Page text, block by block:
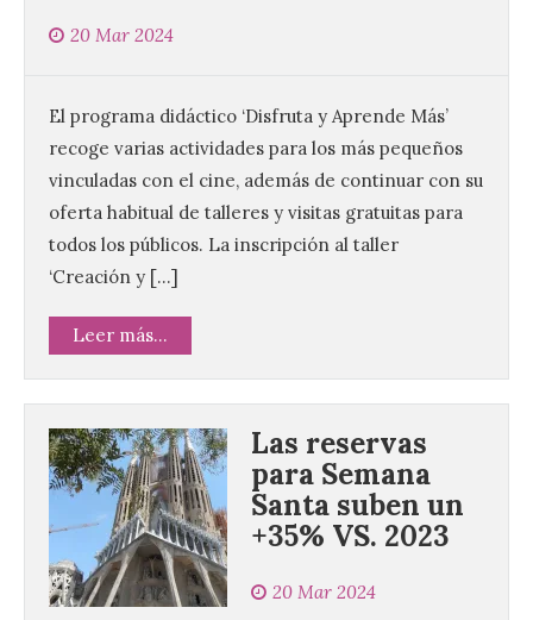
20 Mar 2024
El programa didáctico ‘Disfruta y Aprende Más’
recoge varias actividades para los más pequeños
vinculadas con el cine, además de continuar con su
oferta habitual de talleres y visitas gratuitas para
todos los públicos. La inscripción al taller
‘Creación y […]
Leer más...
Las reservas
para Semana
Santa suben un
+35% VS. 2023
20 Mar 2024